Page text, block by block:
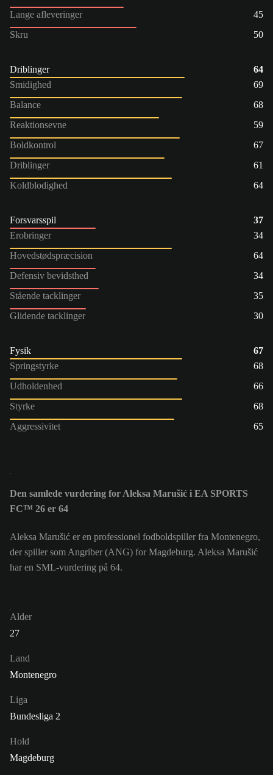
Lange afleveringer
45
Skru
50
Driblinger
64
Smidighed
69
Balance
68
Reaktionsevne
59
Boldkontrol
67
Driblinger
61
Koldblodighed
64
Forsvarsspil
37
Erobringer
34
Hovedstødspræcision
64
Defensiv bevidsthed
34
Stående tacklinger
35
Glidende tacklinger
30
Fysik
67
Springstyrke
68
Udholdenhed
66
Styrke
68
Aggressivitet
65
Den samlede vurdering for Aleksa Marušić i EA SPORTS
FC™ 26 er 64
Aleksa Marušić er en professionel fodboldspiller fra Montenegro,
der spiller som Angriber (ANG) for Magdeburg. Aleksa Marušić
har en SML-vurdering på 64.
Alder
27
Land
Montenegro
Liga
Bundesliga 2
Hold
Magdeburg